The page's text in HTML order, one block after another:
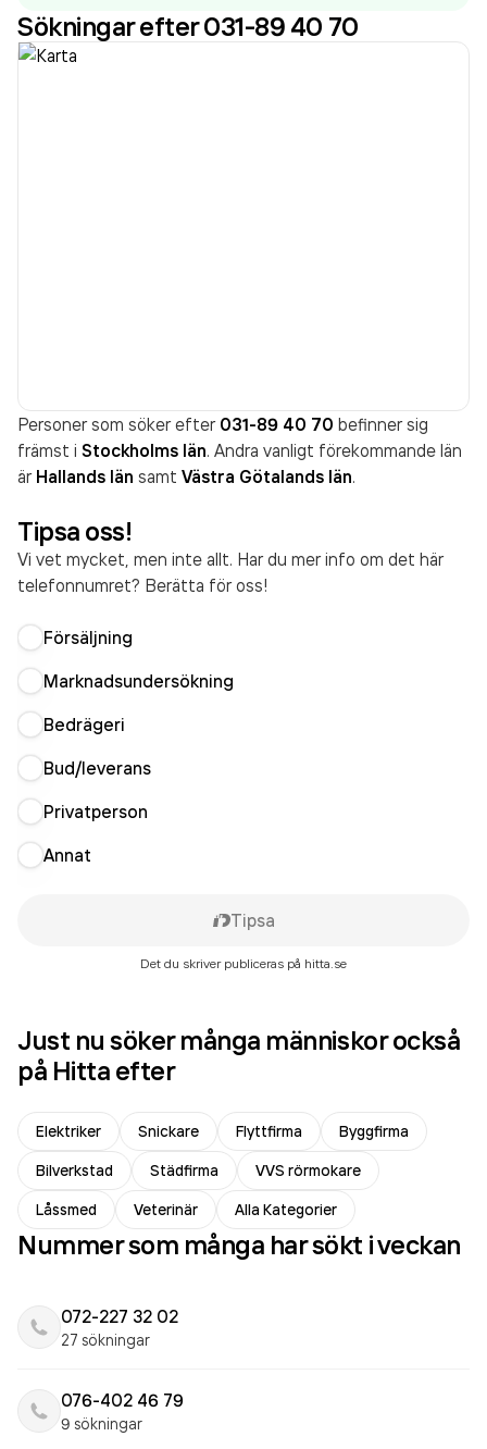
räkenskapsåret (2025).
Sökningar efter 031-89 40 70
Personer som söker efter 031-89 40 70 befinner sig
främst i Stockholms län. Andra vanligt förekommande län
är Hallands län samt Västra Götalands län.
Tipsa oss!
Vi vet mycket, men inte allt. Har du mer info om det här
telefonnumret? Berätta för oss!
Försäljning
Marknadsundersökning
Bedrägeri
Bud/leverans
Privatperson
Annat
Tipsa
Det du skriver publiceras på hitta.se
Just nu söker många människor också
på Hitta efter
Elektriker Snickare Flyttfirma
Byggfirma
Bilverkstad
Städfirma
VVS rörmokare
Låssmed
Veterinär Alla Kategorier
Nummer som många har sökt i veckan
072-227 32 02
27 sökningar
076-402 46 79
9 sökningar